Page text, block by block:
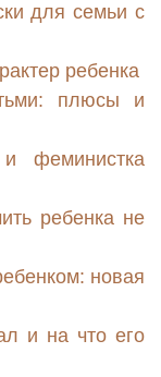
для семьи с
ребенка
плюсы и
феминистка
ребенка не
новая
и на что его